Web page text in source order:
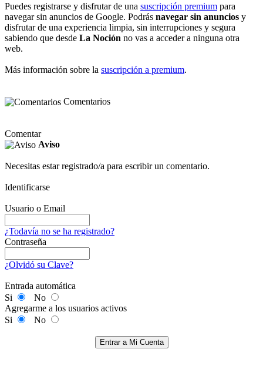
Puedes registrarse y disfrutar de una suscripción premium para
navegar sin anuncios de Google. Podrás navegar sin anuncios y
disfrutar de una experiencia limpia, sin interrupciones y segura
sabiendo que desde La Noción no vas a acceder a ninguna otra
web.
Más información sobre la suscripción a premium.
Comentarios
Comentar
Aviso
Necesitas estar registrado/a para escribir un comentario.
Identificarse
Usuario o Email
¿Todavía no se ha registrado?
Contraseña
¿Olvidó su Clave?
Entrada automática
Si
No
Agregarme a los usuarios activos
Si
No
Entrar a Mi Cuenta